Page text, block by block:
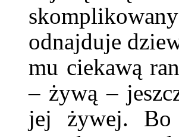
odnajduje
mu ciekawą
– żywą –
jej żywej. Bo